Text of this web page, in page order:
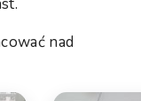
nad